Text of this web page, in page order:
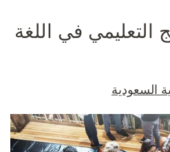
التعليمي في اللغة
السعودية